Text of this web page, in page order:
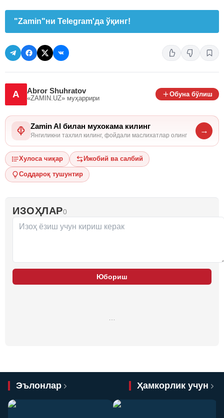
"Zamin"ни Telegram'да ўқинг!
A Abror Shuhratov
«ZAMIN.UZ» муҳаррири
Обуна бўлиш
Zamin AI билан мухокама килинг
Янгиликни тахлил килинг, фойдали маслихатлар олинг
→
Хулоса чиқар Ижобий ва салбий
Соддароқ тушунтир
ИЗОҲЛАР0
Юбориш
Эълонлар Ҳамкорлик учун